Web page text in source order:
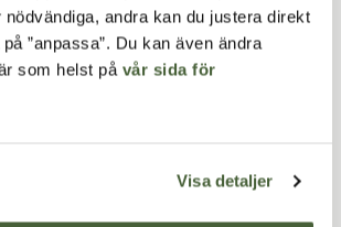
andra kan du justera direkt
”anpassa”. Du kan även ändra
som helst på vår sida för
Visa detaljer
delar kan belysta pollare som Nivo
att låsa fast cykeln samtidigt som
känsla. I vissa projekt kan integrerad
eller komplettera traditionella
flera funktioner i pollaren går det att